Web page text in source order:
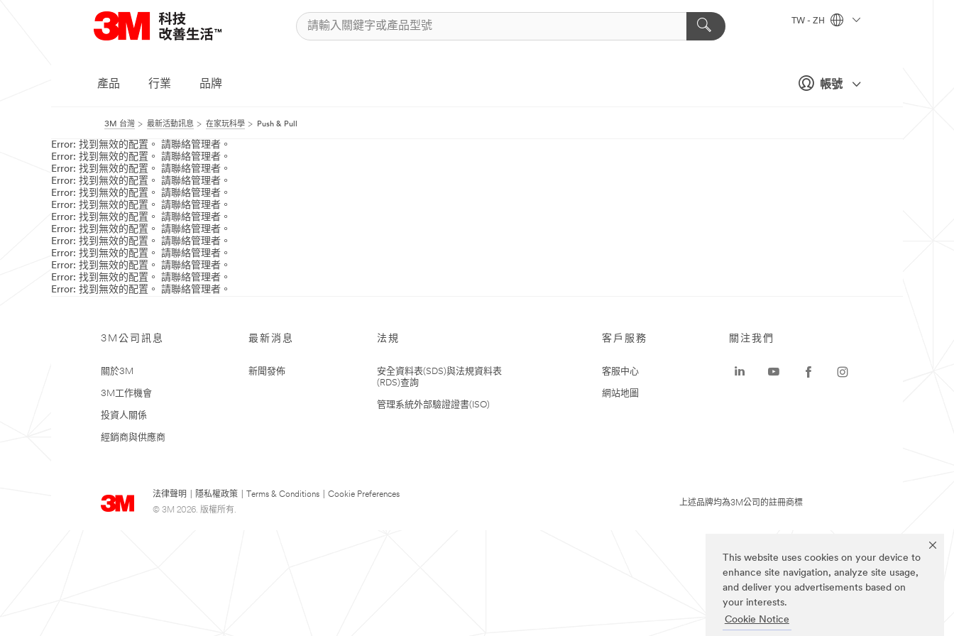
This website uses cookies on your device to
enhance site navigation, analyze site usage,
and deliver you advertisements based on
your interests.
Cookie Notice
帳號
TW - ZH
產品 行業 品牌
3M 台灣 最新活動訊息 在家玩科學 Push & Pull
Error: 找到無效的配置。 請聯絡管理者。
Error: 找到無效的配置。 請聯絡管理者。
Error: 找到無效的配置。 請聯絡管理者。
Error: 找到無效的配置。 請聯絡管理者。
Error: 找到無效的配置。 請聯絡管理者。
Error: 找到無效的配置。 請聯絡管理者。
Error: 找到無效的配置。 請聯絡管理者。
Error: 找到無效的配置。 請聯絡管理者。
Error: 找到無效的配置。 請聯絡管理者。
Error: 找到無效的配置。 請聯絡管理者。
Error: 找到無效的配置。 請聯絡管理者。
Error: 找到無效的配置。 請聯絡管理者。
Error: 找到無效的配置。 請聯絡管理者。
3M公司訊息
關於3M
3M工作機會
投資人關係
經銷商與供應商
最新消息
新聞發佈
法規
安全資料表(SDS)與法規資料表
(RDS)查詢
管理系統外部驗證證書(ISO)
客戶服務
客服中心
網站地圖
法律聲明 隱私權政策 Terms & Conditions
Cookie Preferences
© 3M 2026. 版權所有.
關注我們
上述品牌均為3M公司的註冊商標